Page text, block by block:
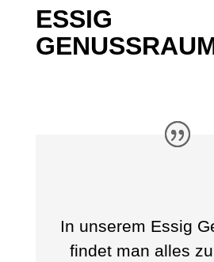
ESSIG
In unserem Essig
findet man alles